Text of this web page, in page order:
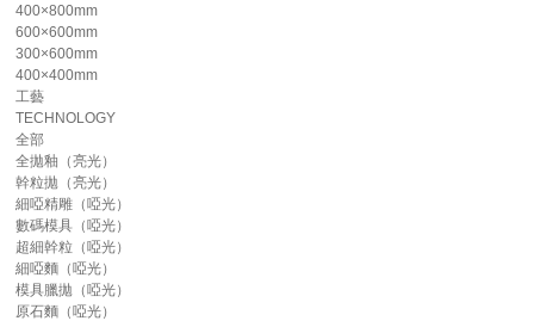
400×800mm
600×600mm
300×600mm
400×400mm
工藝
TECHNOLOGY
全部
全拋釉（亮光）
幹粒拋（亮光）
細啞精雕（啞光）
數碼模具（啞光）
超細幹粒（啞光）
細啞麵（啞光）
模具臘拋（啞光）
原石麵（啞光）